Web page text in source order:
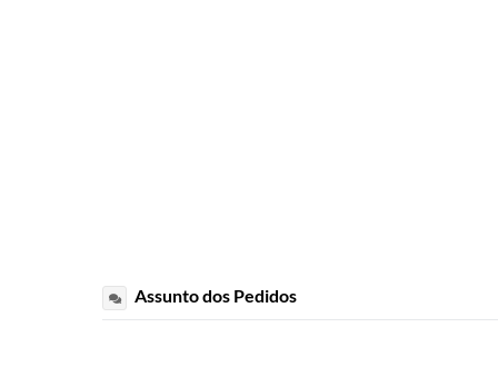
Assunto dos Pedidos